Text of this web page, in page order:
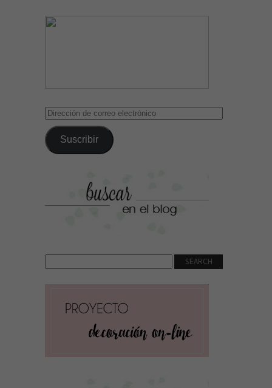
Dirección
correo
electrónico
Suscribir